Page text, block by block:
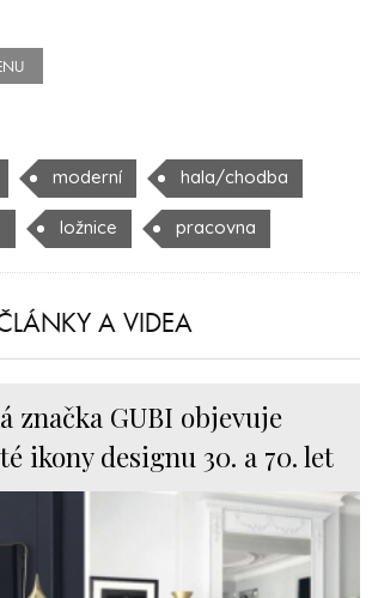
moderní hala/chodba
ložnice pracovna
A VIDEA
značka GUBI objevuje
ikony designu 30. a 70. let